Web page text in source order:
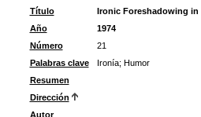
Título
Ironic Foreshadowing in
Año
1974
Número
21
Palabras clave
Ironía; Humor
Resumen
Dirección
Autor